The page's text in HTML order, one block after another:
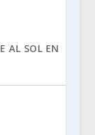
AL SOL EN